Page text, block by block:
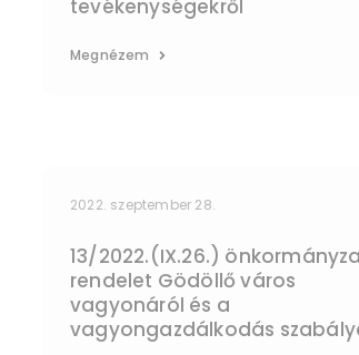
tevékenységekről
Megnézem
2022. szeptember 28.
13/2022.(IX.26.)
rendelet Gödöllő város
vagyonáról és a
vagyongazdálkodás